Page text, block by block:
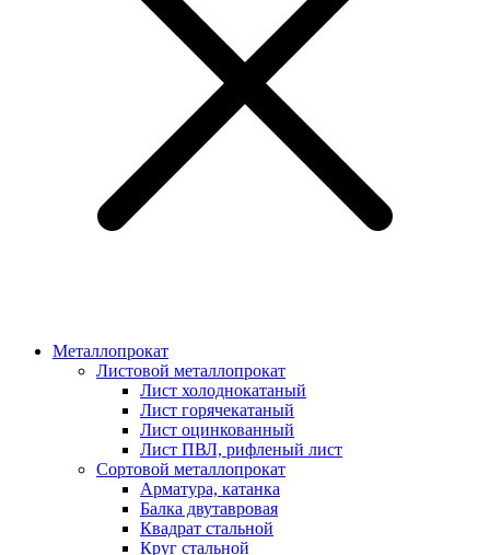
Металлопрокат
Листовой металлопрокат
Лист холоднокатаный
Лист горячекатаный
Лист оцинкованный
Лист ПВЛ, рифленый лист
Сортовой металлопрокат
Арматура, катанка
Балка двутавровая
Квадрат стальной
Круг стальной